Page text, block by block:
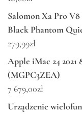
Salomon Xa Pro V8
Black Phantom
279,99zł
Apple iMac 24 2021
(MGPC3ZEA)
7 679,00zł
Urządzenie